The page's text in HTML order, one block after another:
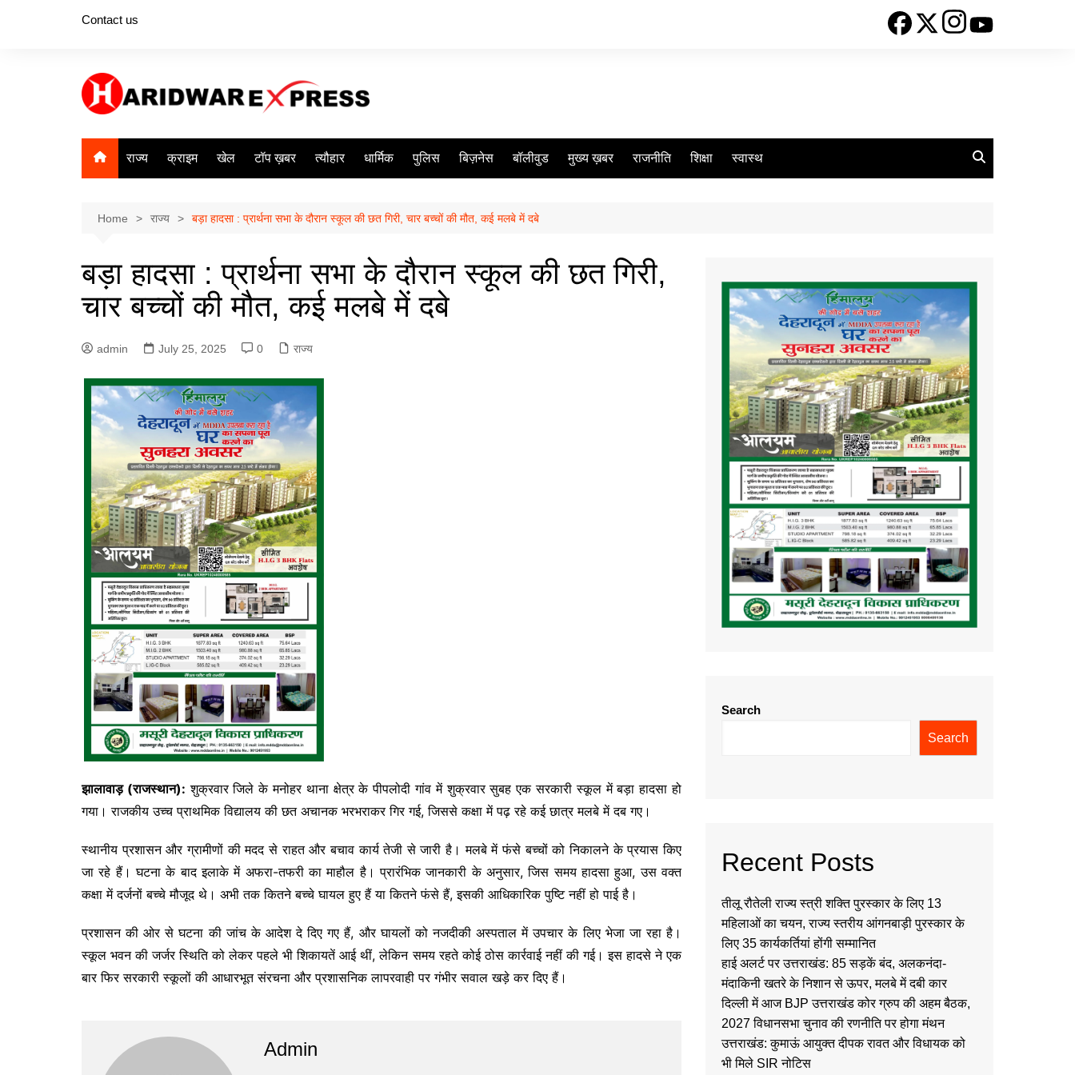
Contact us
राज्य क्राइम खेल टॉप ख़बर त्यौहार धार्मिक पुलिस बिज़नेस बॉलीवुड मुख्य ख़बर राजनीति शिक्षा स्वास्थ
Home राज्य बड़ा हादसा : प्रार्थना सभा के दौरान स्कूल की छत गिरी, चार बच्चों की मौत, कई मलबे में दबे
बड़ा हादसा : प्रार्थना सभा के दौरान स्कूल की छत गिरी,
चार बच्चों की मौत, कई मलबे में दबे
admin July 25, 2025 0 राज्य
झालावाड़ (राजस्थान): शुक्रवार जिले के मनोहर थाना क्षेत्र के पीपलोदी गांव में शुक्रवार सुबह एक सरकारी स्कूल में बड़ा हादसा हो
गया। राजकीय उच्च प्राथमिक विद्यालय की छत अचानक भरभराकर गिर गई, जिससे कक्षा में पढ़ रहे कई छात्र मलबे में दब गए।
स्थानीय प्रशासन और ग्रामीणों की मदद से राहत और बचाव कार्य तेजी से जारी है। मलबे में फंसे बच्चों को निकालने के प्रयास किए
जा रहे हैं। घटना के बाद इलाके में अफरा-तफरी का माहौल है। प्रारंभिक जानकारी के अनुसार, जिस समय हादसा हुआ, उस वक्त
कक्षा में दर्जनों बच्चे मौजूद थे। अभी तक कितने बच्चे घायल हुए हैं या कितने फंसे हैं, इसकी आधिकारिक पुष्टि नहीं हो पाई है।
प्रशासन की ओर से घटना की जांच के आदेश दे दिए गए हैं, और घायलों को नजदीकी अस्पताल में उपचार के लिए भेजा जा रहा है।
स्कूल भवन की जर्जर स्थिति को लेकर पहले भी शिकायतें आई थीं, लेकिन समय रहते कोई ठोस कार्रवाई नहीं की गई। इस हादसे ने एक
बार फिर सरकारी स्कूलों की आधारभूत संरचना और प्रशासनिक लापरवाही पर गंभीर सवाल खड़े कर दिए हैं।
Admin
Search
Search
Recent Posts
तीलू रौतेली राज्य स्त्री शक्ति पुरस्कार के लिए 13
महिलाओं का चयन, राज्य स्तरीय आंगनबाड़ी पुरस्कार के
लिए 35 कार्यकर्तियां होंगी सम्मानित
हाई अलर्ट पर उत्तराखंड: 85 सड़कें बंद, अलकनंदा-
मंदाकिनी खतरे के निशान से ऊपर, मलबे में दबी कार
दिल्ली में आज BJP उत्तराखंड कोर ग्रुप की अहम बैठक,
2027 विधानसभा चुनाव की रणनीति पर होगा मंथन
उत्तराखंड: कुमाऊं आयुक्त दीपक रावत और विधायक को
भी मिले SIR नोटिस